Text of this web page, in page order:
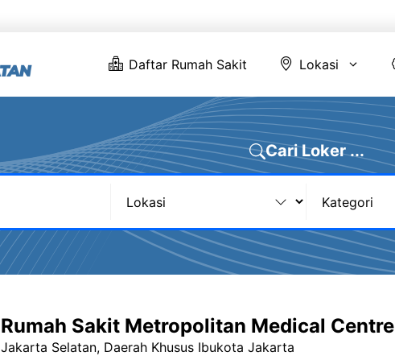
Daftar Rumah Sakit Lokasi
Cari Loker ...
Rumah Sakit Metropolitan Medical Centre
Jakarta Selatan, Daerah Khusus Ibukota Jakarta